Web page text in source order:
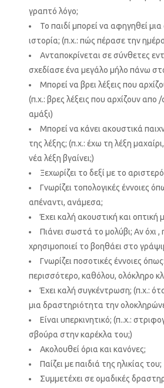
γραπτό λόγο;
Το παιδί μπορεί να αφηγηθεί μια
ιστορία; (π.χ.: πώς πέρασε την
Ανταποκρίνεται σε σύνθετες
σχεδίασε ένα μεγάλο μήλο πάνω
Μπορεί να βρει λέξεις που
(π.χ.: βρες λέξεις που αρχίζουν απο
αμάξι)
Μπορεί να κάνει ακουστικά
της λέξης; (π.χ.: έχω τη λέξη
νέα λέξη βγαίνει;)
Ξεχωρίζει το δεξί με το
Γνωρίζει τοπολογικές έννοιες
απέναντι, ανάμεσα;
Έχει καλή ακουστική και οπτική
Πιάνει σωστά το μολύβι; Αν όχι ,
χρησιμοποιεί το βοηθάει στο
Γνωρίζει ποσοτικές έννοιες
περισσότερο, καθόλου, ολόκληρο
Έχει καλή συγκέντρωση; (π.χ.:
μια δραστηριότητα την
Είναι υπερκινητικό; (π..χ.:
σβούρα στην καρέκλα του;)
Ακολουθεί όρια και κανόνες;
Παίζει με παιδιά της ηλικίας του;
Συμμετέχει σε ομαδικές